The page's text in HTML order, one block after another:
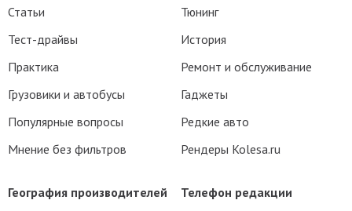
Телефон редакции
Статьи
Тест-драйвы
Практика
Грузовики и автобусы
Популярные вопросы
Мнение без фильтров
Тюнинг
История
Ремонт и обслуживание
Гаджеты
Редкие авто
Рендеры Kolesa.ru
География производителей